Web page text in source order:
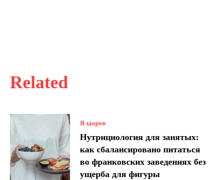
Related
Я здоров
Нутрициология для занятых:
как сбалансировано питаться
во франковских заведениях без
ущерба для фигуры